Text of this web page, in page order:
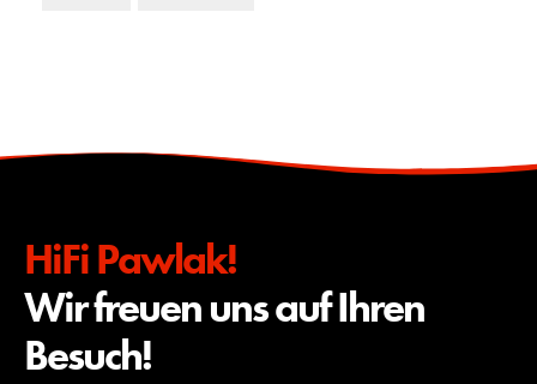
HiFi Pawlak!
Wir freuen uns auf Ihren
Besuch!